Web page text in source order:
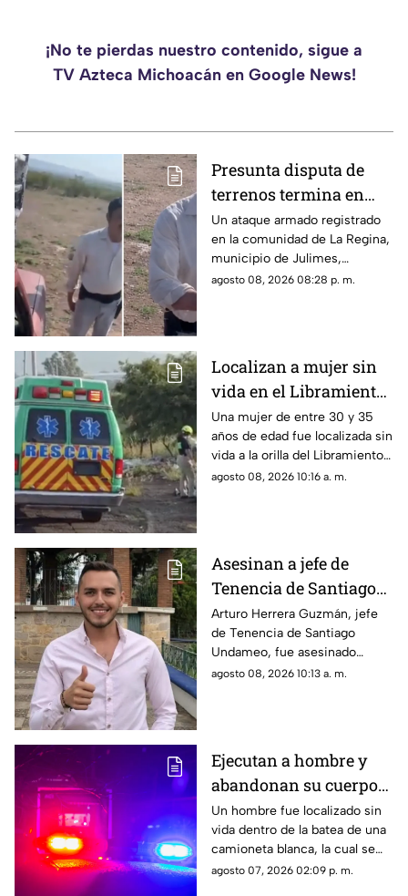
¡No te pierdas nuestro contenido, sigue a
TV Azteca Michoacán en Google News!
Presunta disputa de
terrenos termina en
ataque armado; padre
muere y su hijo queda
herido
Un ataque armado registrado
en la comunidad de La Regina,
municipio de Julimes,
Chihuahua, habría ocurrido
caso. La agresión dejó a un
hombre de 62 años muerto y a
su hijo, de 34, lesionado.
agosto 08, 2026 08:28 p. m.
Localizan a mujer sin
vida en el Libramiento
Norte; permanece sin
identificar
Una mujer de entre 30 y 35
años de edad fue localizada sin
vida a la orilla del Libramiento
Norte de Zamora, en las
agosto 08, 2026 10:16 a. m.
Asesinan a jefe de
Tenencia de Santiago
Undameo en una
cancha de futbol en
Morelia
Arturo Herrera Guzmán, jefe
de Tenencia de Santiago
Undameo, fue asesinado
durante un ataque armado
de La Maiza, perteneciente al
municipio de Morelia.
agosto 08, 2026 10:13 a. m.
Ejecutan a hombre y
abandonan su cuerpo
en la batea de una
camioneta en Uruapan
Un hombre fue localizado sin
vida dentro de la batea de una
camioneta blanca, la cual se
encontraba estacionada sobre
agosto 07, 2026 02:09 p. m.